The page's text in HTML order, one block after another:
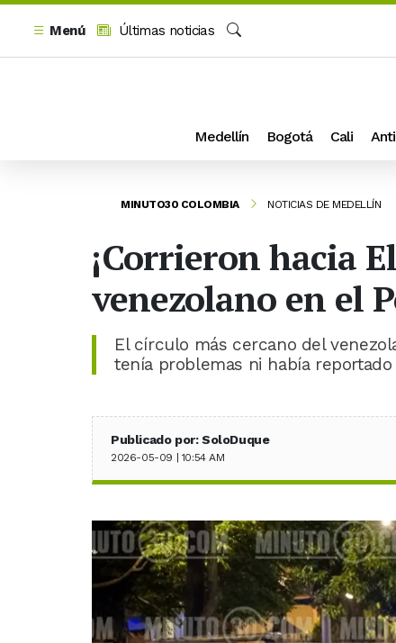
Menú
Últimas noticias
Medellín Bogotá Cali
MINUTO30 COLOMBIA NOTICIAS DE MEDELLÍN
¡Corrieron hacia
venezolano en el
El círculo más cercano del
tenía problemas ni había
Publicado por: SoloDuque
2026-05-09 | 10:54 AM